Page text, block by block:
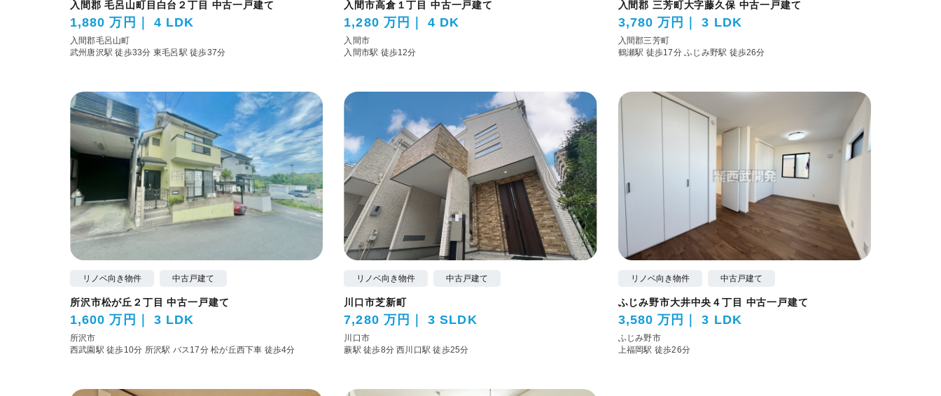
入間郡 毛呂山町目白台２丁目 中古一戸建て
1,880 万円 4 LDK
入間郡毛呂山町
武州唐沢駅 徒歩33分 東毛呂駅 徒歩37分
入間市高倉１丁目 中古一戸建て
1,280 万円 4 DK
入間市
入間市駅 徒歩12分
入間郡 三芳町大字藤久保 中古一戸建て
3,780 万円 3 LDK
入間郡三芳町
鶴瀬駅 徒歩17分ふじみ野駅 徒歩26分
リノベ向き物件 中古戸建て
所沢市松が丘２丁目 中古一戸建て
1,600 万円 3 LDK
所沢市
西武園駅 徒歩10分 所沢駅 バス17分 松が丘西下車 徒歩4分
リノベ向き物件 中古戸建て
川口市芝新町
7,280 万円 3 SLDK
川口市
蕨駅 徒歩8分西川口駅 徒歩25分
リノベ向き物件 中古戸建て
ふじみ野市大井中央４丁目 中古一戸建て
3,580 万円 3 LDK
ふじみ野市
上福岡駅 徒歩26分